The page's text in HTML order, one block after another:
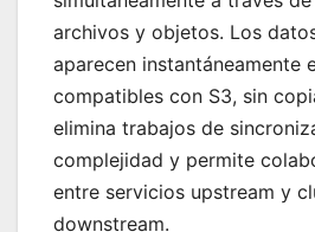
archivos y objetos. Los
aparecen instantáneamente
compatibles con S3, sin
elimina trabajos de
complejidad y permite
entre servicios upstream y
downstream.